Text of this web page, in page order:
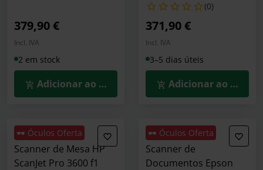
379,90 €
Incl. IVA
2 em stock
Adicionar ao Carrinho
(0)
371,90 €
Incl. IVA
3–5 dias úteis
Adicionar ao
🕶️ Óculos Oferta
Scanner de Mesa HP
ScanJet Pro 3600 f1
🕶️ Óculos Oferta
Scanner de
Documentos Epson